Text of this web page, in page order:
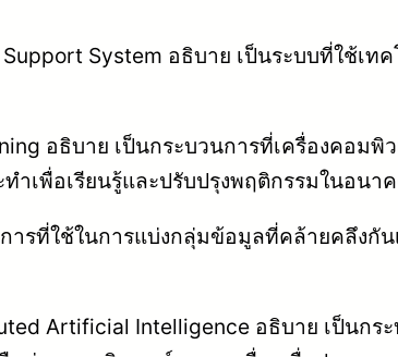
System อธิบาย เป็นระบบที่ใช้เท
อธิบาย เป็นกระบวนการที่เครื่องคอมพิว
ำเพื่อเรียนรู้และปรับปรุงพฤติกรรมในอนา
ารที่ใช้ในการแบ่งกลุ่มข้อมูลที่คล้ายคลึงกัน
Artificial Intelligence อธิบาย เป็นกร